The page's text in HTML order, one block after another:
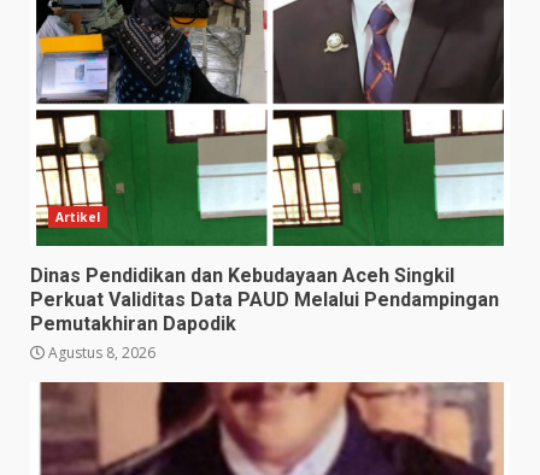
Artikel
Dinas Pendidikan dan Kebudayaan Aceh Singkil
Perkuat Validitas Data PAUD Melalui Pendampingan
Pemutakhiran Dapodik
Agustus 8, 2026